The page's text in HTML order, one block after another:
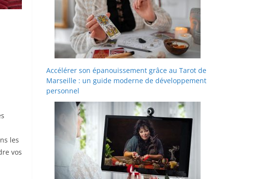
les
vos
Accélérer son épanouissement grâce au Tarot de
Marseille : un guide moderne de développement
personnel